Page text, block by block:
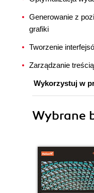
Generowanie z
grafiki
Tworzenie
Zarządzanie
Wykorzystuj w
Wybrane